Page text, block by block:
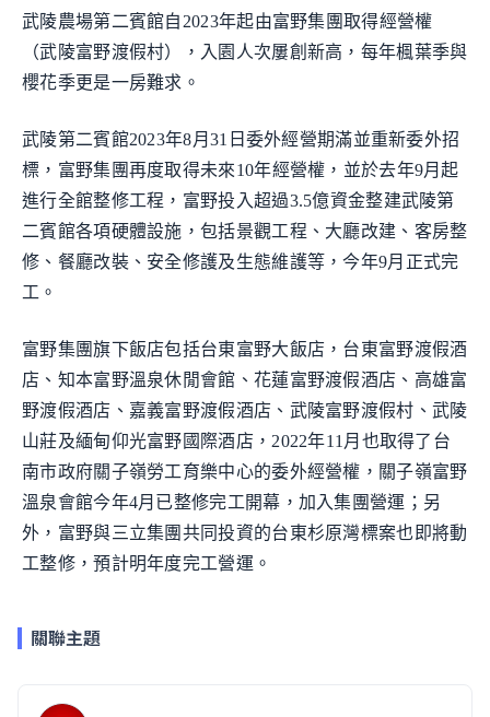
武陵農場第二賓館自2023年起由富野集團取得經營權
（武陵富野渡假村），入園人次屢創新高，每年楓葉季與
櫻花季更是一房難求。
武陵第二賓館2023年8月31日委外經營期滿並重新委外招
標，富野集團再度取得未來10年經營權，並於去年9月起
進行全館整修工程，富野投入超過3.5億資金整建武陵第
二賓館各項硬體設施，包括景觀工程、大廳改建、客房整
修、餐廳改裝、安全修護及生態維護等，今年9月正式完
工。
富野集團旗下飯店包括台東富野大飯店，台東富野渡假酒
店、知本富野溫泉休閒會館、花蓮富野渡假酒店、高雄富
野渡假酒店、嘉義富野渡假酒店、武陵富野渡假村、武陵
山莊及緬甸仰光富野國際酒店，2022年11月也取得了台
南市政府關子嶺勞工育樂中心的委外經營權，關子嶺富野
溫泉會館今年4月已整修完工開幕，加入集團營運；另
外，富野與三立集團共同投資的台東杉原灣標案也即將動
工整修，預計明年度完工營運。
關聯主題